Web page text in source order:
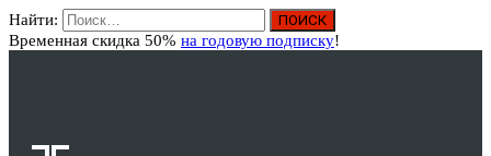
Найти:
Временная скидка 50% на годовую подписку!